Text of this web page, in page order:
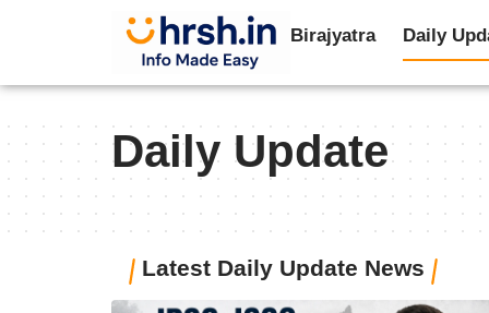
Birajyatra Daily
Daily Update
Latest Daily Update News